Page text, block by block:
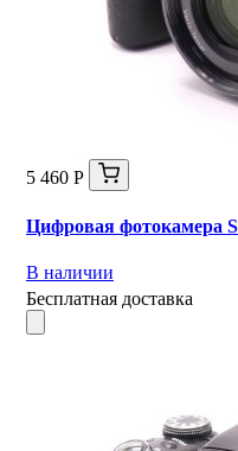
5 460 Р
Цифровая фотокамера
В наличии
Бесплатная доставка